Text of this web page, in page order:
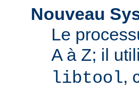
Nouveau
Le
A à Z; il
libtool,